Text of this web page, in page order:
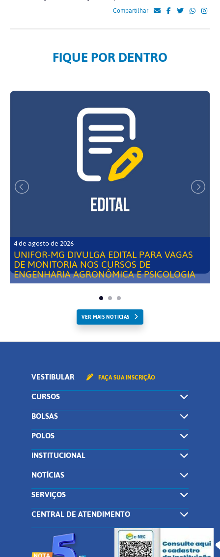
Compartilhar
FIQUE POR DENTRO
4 de agosto de 2026
UNIFOR-MG DIVULGA EDITAL PARA VAGAS
DE MONITORIA NOS CURSOS DE
ENGENHARIA AGRONÔMICA E PSICOLOGIA
VER MAIS NOTICIAS
VESTIBULAR FAÇA SUA INSCRIÇÃO
CURSOS
BOLSAS
POLOS
INSTITUCIONAL
NOTÍCIAS
SERVIÇOS
CENTRAL DE ATENDIMENTO